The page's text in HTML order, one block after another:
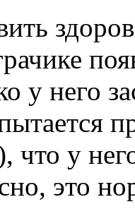
у него
что у
это